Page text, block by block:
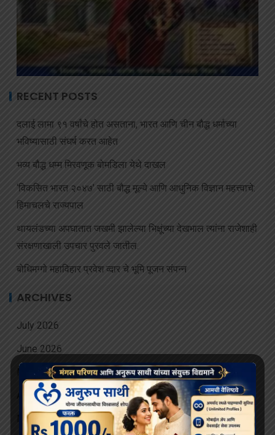
RECENT POSTS
दलाई लामा ९१ वर्षांचे होत असताना, भारत आणि चीन बौद्ध धर्माच्या
भविष्यासाठी संघर्ष करत आहेत
भव्य बौद्ध धम्म मिरवणूक बोमडिला येथे दाखल
‘विकसित भारत २०४७’ साठी बौद्ध मूल्ये आणि आधुनिक विज्ञान महत्त्वाचे:
हिमाचलचे राज्यपाल
थायलंडच्या अपघातात जखमी झालेल्या भिक्षूंच्या देखभाल त्यांना राजेशाही
संरक्षणाखाली उपचार पुरवले जातील.
बोधिमग्गो महाविहार प्रवेश व्दार चे भूमि पूजन संपन्न
ARCHIVES
July 2026
June 2026
May 2026
April 2026
March 2026